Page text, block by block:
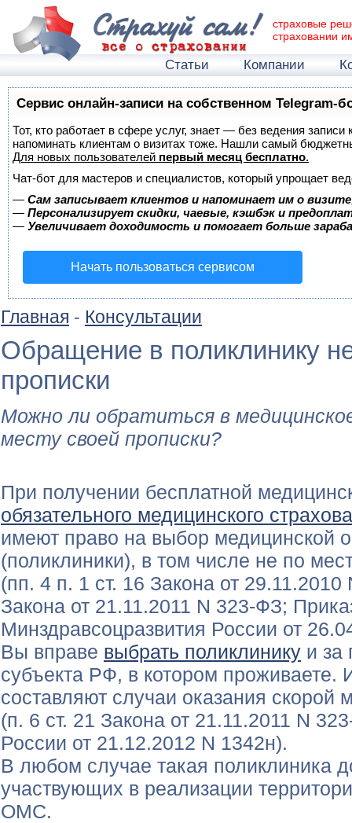
страховые
страховании
Статьи Компании
Сервис онлайн-записи на собственном Telegram-
Тот, кто работает в сфере услуг, знает — без ведения
напоминать клиентам о визитах тоже. Нашли самый
Для новых пользователей первый месяц бесплатно.
Чат-бот для мастеров и специалистов, который упрощает
— Сам записывает клиентов и напоминает им о
— Персонализирует скидки, чаевые, кэшбэк и
— Увеличивает доходимость и помогает больше
Начать пользоваться сервисом
Главная - Консультации
Обращение в поликлинику
прописки
Можно ли обратиться в
месту своей прописки?
При получении бесплатной
обязательного медицинского
имеют право на выбор медицинской
(поликлиники), в том числе не по
(пп. 4 п. 1 ст. 16 Закона от
Закона от 21.11.2011 N 323-ФЗ;
Минздравсоцразвития России от
Вы вправе выбрать поликлинику и за
субъекта РФ, в котором проживаете.
составляют случаи оказания
(п. 6 ст. 21 Закона от 21.11.2011 N
России от 21.12.2012 N 1342н).
В любом случае такая поликлиника
участвующих в реализации
ОМС.